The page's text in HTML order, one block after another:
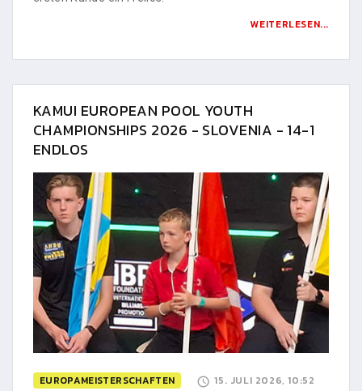
WEITERLESEN...
KAMUI EUROPEAN POOL YOUTH
CHAMPIONSHIPS 2026 - SLOVENIA - 14-1
ENDLOS
EUROPAMEISTERSCHAFTEN 15. JULI 2026, 10:52